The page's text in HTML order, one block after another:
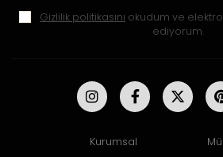
Gizlilik politikasını okudum ve
ediyorum.
Kurumsal